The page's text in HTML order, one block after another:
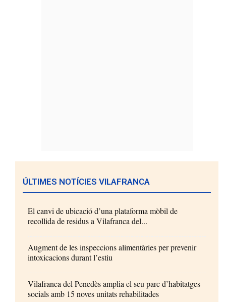
ÚLTIMES NOTÍCIES VILAFRANCA
El canvi de ubicació d’una plataforma mòbil de
recollida de residus a Vilafranca del...
Augment de les inspeccions alimentàries per prevenir
intoxicacions durant l’estiu
Vilafranca del Penedès amplia el seu parc d’habitatges
socials amb 15 noves unitats rehabilitades